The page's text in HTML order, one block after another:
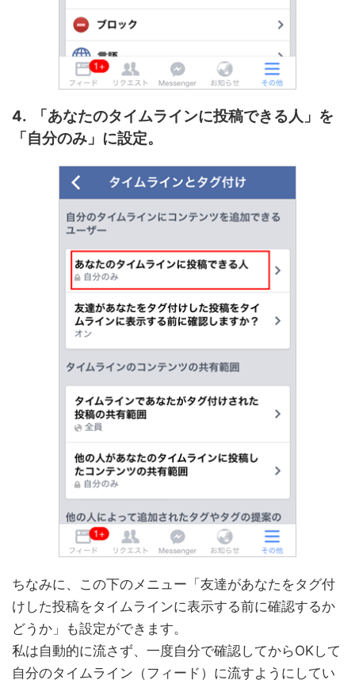
4. 「あなたのタイムラインに投稿できる人」を
「自分のみ」に設定。
ちなみに、この下のメニュー「友達があなたをタグ付
けした投稿をタイムラインに表示する前に確認するか
どうか」も設定ができます。
私は自動的に流さず、一度自分で確認してからOKして
自分のタイムライン（フィード）に流すようにしてい